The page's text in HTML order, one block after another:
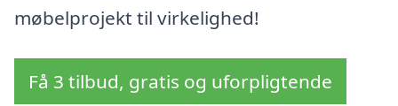
møbelprojekt til virkelighed!
Få 3 tilbud, gratis og uforpligtende